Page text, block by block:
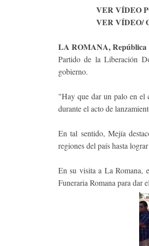
VER VÍDEO POR
VER VÍDEO/
LA ROMANA, República
Partido de la Liberación
gobierno.
"Hay que dar un palo en el
durante el acto de
En tal sentido, Mejía
regiones del país hasta
En su visita a La Romana,
Funeraria Romana para dar